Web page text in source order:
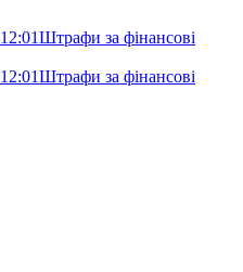
12:01Штрафи за фінансові
12:01Штрафи за фінансові